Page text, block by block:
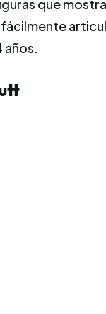
que
fácilmente
años.